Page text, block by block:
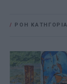
/ ΡΟΗ